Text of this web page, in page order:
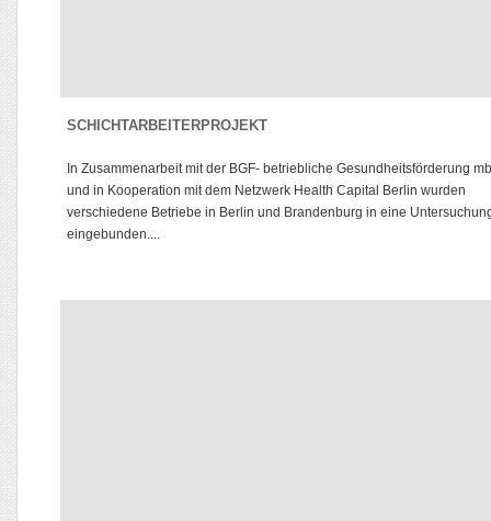
SCHICHTARBEITERPROJEKT
In Zusammenarbeit mit der BGF- betriebliche Gesundheitsförderung
und in Kooperation mit dem Netzwerk Health Capital Berlin wurden
verschiedene Betriebe in Berlin und Brandenburg in eine
eingebunden....